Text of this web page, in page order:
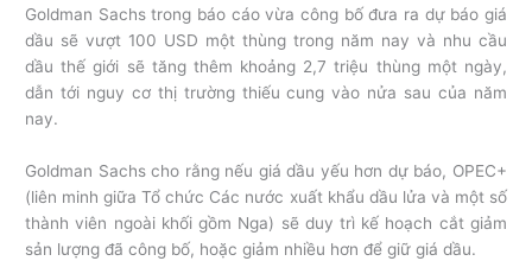
Goldman Sachs trong báo cáo vừa công bố đưa ra dự báo giá
dầu sẽ vượt 100 USD một thùng trong năm nay và nhu cầu
dầu thế giới sẽ tăng thêm khoảng 2,7 triệu thùng một ngày,
dẫn tới nguy cơ thị trường thiếu cung vào nửa sau của năm
nay.
Goldman Sachs cho rằng nếu giá dầu yếu hơn dự báo, OPEC+
(liên minh giữa Tổ chức Các nước xuất khẩu dầu lửa và một số
thành viên ngoài khối gồm Nga) sẽ duy trì kế hoạch cắt giảm
sản lượng đã công bố, hoặc giảm nhiều hơn để giữ giá dầu.